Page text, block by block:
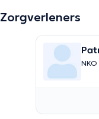
Zorgverleners